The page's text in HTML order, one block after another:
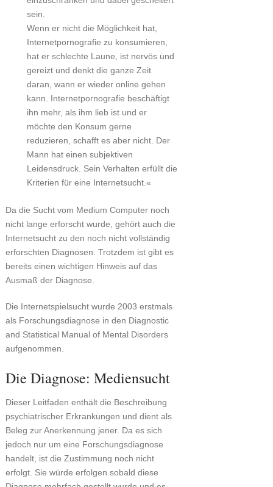
sein.
Wenn er nicht die Möglichkeit hat,
Internetpornografie zu konsumieren,
hat er schlechte Laune, ist nervös und
gereizt und denkt die ganze Zeit
daran, wann er wieder online gehen
kann. Internetpornografie beschäftigt
ihn mehr, als ihm lieb ist und er
möchte den Konsum gerne
reduzieren, schafft es aber nicht. Der
Mann hat einen subjektiven
Leidensdruck. Sein Verhalten erfüllt die
Kriterien für eine Internetsucht.«
Da die Sucht vom Medium Computer noch
nicht lange erforscht wurde, gehört auch die
Internetsucht zu den noch nicht vollständig
erforschten Diagnosen. Trotzdem ist gibt es
bereits einen wichtigen Hinweis auf das
Ausmaß der Diagnose.
Die Internetspielsucht wurde 2003 erstmals
als Forschungsdiagnose in den Diagnostic
and Statistical Manual of Mental Disorders
aufgenommen.
Die Diagnose: Mediensucht
Dieser Leitfaden enthält die Beschreibung
psychiatrischer Erkrankungen und dient als
Beleg zur Anerkennung jener. Da es sich
jedoch nur um eine Forschungsdiagnose
handelt, ist die Zustimmung noch nicht
erfolgt. Sie würde erfolgen sobald diese